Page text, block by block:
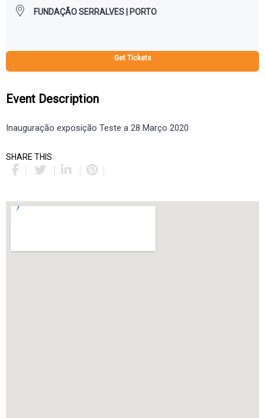
FUNDAÇÃO SERRALVES | PORTO
Get Tickets
Event Description
Inauguração exposição Teste a 28 Março 2020
SHARE THIS